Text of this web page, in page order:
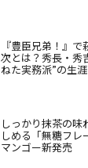
『豊臣兄弟！』
次とは？秀長・秀
ねた実務派”の生涯
しっかり抹茶の
しめる「無糖フレ
マンゴー新発売